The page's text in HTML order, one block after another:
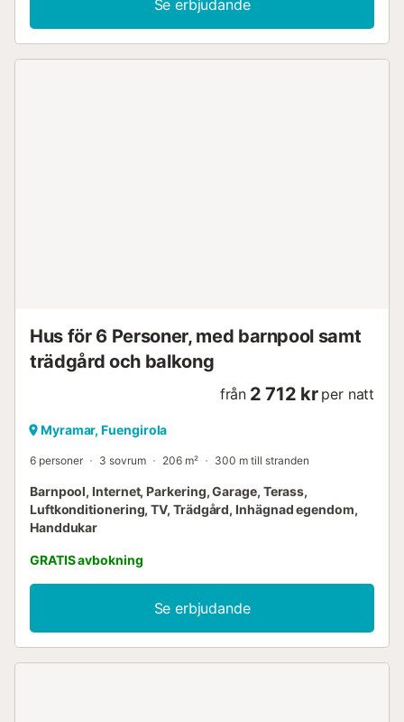
av med ett brädspel på kvällen. Efter en händelserik dag
kan du göra dig bekväm i soffan och streama en film. Du
Se erbjudande
Hus för 6 Personer, med barnpool samt
trädgård och balkong
från 2 712 kr per natt
Myramar, Fuengirola
6 personer 3 sovrum 206 m² 300 m till stranden
Barnpool, Internet, Parkering, Garage, Terass,
Luftkonditionering, TV, Trädgård, Inhägnad egendom,
Handdukar
GRATIS avbokning
Se erbjudande